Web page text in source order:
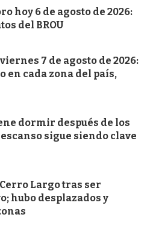
hoy 6 de agosto de 2026:
del BROU
7 de agosto de 2026:
en cada zona del país,
dormir después de los
sigue siendo clave
Largo tras ser
hubo desplazados y